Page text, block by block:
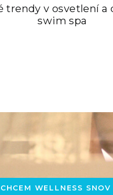
trendy v osvetlení a
swim spa
CHCEM WELLNESS SNOV